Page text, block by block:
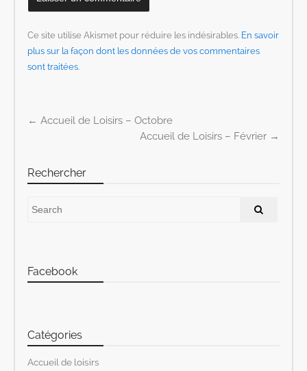
Ce site utilise Akismet pour réduire les indésirables. En savoir
plus sur la façon dont les données de vos commentaires
sont traitées
← Accueil de Loisirs – Octobre
Accueil de Loisirs – Février →
Rechercher
Facebook
Catégories
Accueil de loisirs